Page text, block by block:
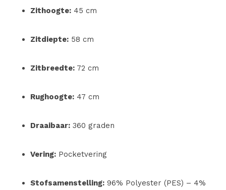
Zithoogte: 45 cm
Zitdiepte: 58 cm
Zitbreedte: 72 cm
Rughoogte: 47 cm
Draaibaar: 360 graden
Vering: Pocketvering
Stofsamenstelling: 96% Polyester (PES) – 4%